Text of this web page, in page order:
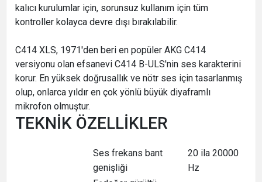
kalıcı kurulumlar için, sorunsuz kullanım için tüm
kontroller kolayca devre dışı bırakılabilir.
C414 XLS, 1971'den beri en popüler AKG C414
versiyonu olan efsanevi C414 B-ULS'nin ses karakterini
korur. En yüksek doğrusallık ve nötr ses için tasarlanmış
olup, onlarca yıldır en çok yönlü büyük diyaframlı
mikrofon olmuştur.
TEKNİK ÖZELLİKLER
Ses frekans bant
genişliği
20 ila 20000
Hz